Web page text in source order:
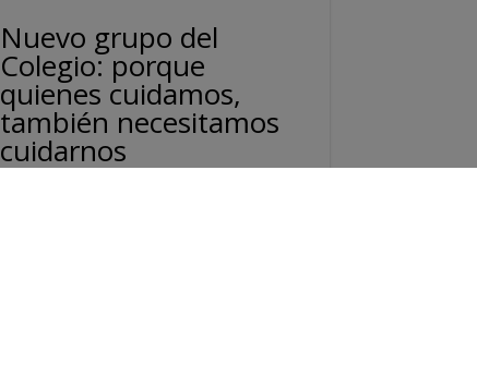
Nuevo grupo del
Colegio: porque
quienes cuidamos,
también necesitamos
cuidarnos